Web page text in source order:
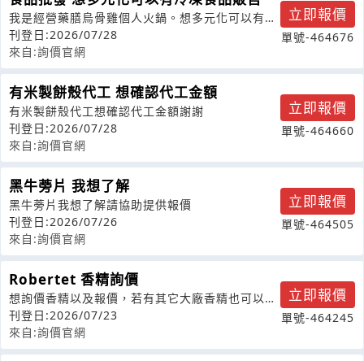
我是經營藥膳烏骨雞個人火鍋。想多元化可以有冷
凍食品販售看了您們有調理包一包一包的
刊登日:2026/07/28
來自:詢價官網
立即報價
單號-464676
有米製餅殼代工 想確認代工金額
有米製餅殼代工想確認代工金額謝謝
刊登日:2026/07/28
來自:詢價官網
立即報價
單號-464660
黑牛蒡片 我想了解
黑牛蒡片我想了解請協助提供報價
刊登日:2026/07/26
來自:詢價官網
立即報價
單號-464505
Robertet 香精詢價
想詢價香精以及報價，若有其它大廠香精也可以接
受
刊登日:2026/07/23
來自:詢價官網
立即報價
單號-464245